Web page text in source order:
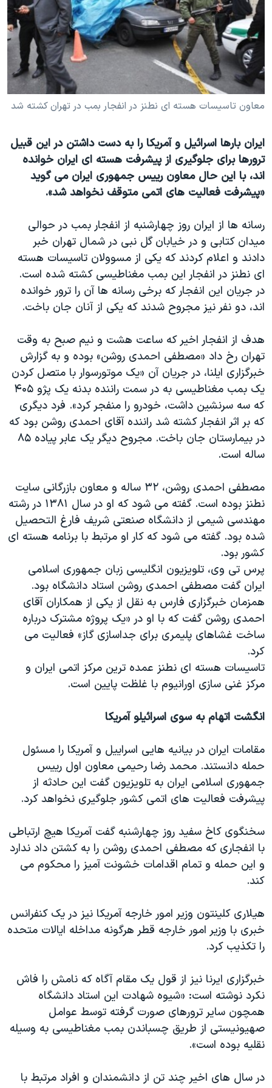
فرهنگ و زندگی
حقوق شهروندی
اقتصادی
علم و فناوری
آرشیو پخش زنده
مستندها
انتخابات ریاست جمهوری آمریکا ۲۰۲۴
حمله جمهوری اسلامی به اسرائیل
رمز مهسا
مجموعه مستندهای دادخواهی
تریبونال مردمی آبان ۹۸
دادگاه حمید نوری
قانون شفافیت دارائی کادر رهبری ایران
اعتراضات مردمی آبان ۹۸
اسرائیل در جنگ
نرگس محمدی برنده جایزه نوبل صلح
همایش محافظه‌کاران آمریکا «سی‌پک»
صفحه‌های ویژه
سفر پرزیدنت ترامپ به چین
دنبال کنید
زبانهای مختلف
معاون تاسيسات هسته ای نطنز در انفجار بمب در تهران کشته شد
ایران بارها اسرائیل و آمریکا را به دست داشتن در این قبیل
ترورها برای جلوگیری از پیشرفت هسته ای ایران خوانده
اند، با این حال معاون رییس جمهوری ایران می گوید
«پیشرفت فعالیت های اتمی متوقف نخواهد شد».
رسانه ها از ایران روز چهارشنبه از انفجار بمب در حوالی
میدان کتابی و در خیابان گل نبی در شمال تهران خبر
دادند و اعلام کردند که يکی از مسوولان تاسيسات هسته
ای نطنز در انفجار این بمب مغناطيسی کشته شده است.
در جریان این انفجار که برخی رسانه ها آن را ترور خوانده
اند، دو نفر نیز مجروح شدند که یکی از آنان جان باخت.
هدف از انفجار اخیر که ساعت هشت و نیم صبح به وقت
تهران رخ داد «مصطفی احمدی روشن» بوده و به گزارش
خبرگزاری ایلنا، در جریان آن «یک موتورسوار با متصل کردن
یک بمب مغناطیسی به در سمت راننده بدنه یک پژو ۴۰۵
که سه سرنشین داشت، خودرو را منفجر کرد». فرد دیگری
که بر اثر انفجار کشته شد راننده آقای احمدی روشن بود که
در بیمارستان جان باخت. مجروح دیگر یک عابر پیاده ۸۵
ساله است.
مصطفی احمدی روشن، ۳۲ ساله و معاون بازرگانی سايت
نطنز بوده است. گفته می شود که او در سال ۱۳۸۱ در رشته
مهندسی شيمی از دانشگاه صنعتی شريف فارغ التحصيل
شده بود. گفته می شود که کار او مرتبط با برنامه هسته ای
کشور بود.
پرس تی وی، تلویزیون انگلیسی زبان جمهوری اسلامی
ایران گفت مصطفی احمدی روشن استاد دانشگاه بود.
همزمان خبرگزاری فارس به نقل از یکی از همکاران آقای
احمدی روشن گفت که با او در «یک پروژه مشترک درباره
ساخت غشاهای پلیمری برای جداسازی گاز» فعالیت می
کرد.
تاسیسات هسته ای نطنز عمده ترین مرکز اتمی ایران و
مرکز غنی سازی اورانیوم با غلظت پایین است.
انگشت اتهام به سوی اسرائیلو آمریکا
مقامات ایران در بیانیه هایی اسراییل و آمریکا را مسئول
حمله دانستند. محمد رضا رحیمی معاون اول رییس
جمهوری اسلامی ایران به تلویزیون گفت این حادثه از
پیشرفت فعالیت های اتمی کشور جلوگیری نخواهد کرد.
سخنگوی کاخ سفید روز چهارشنبه گفت آمریکا هیچ ارتباطی
با انفجاری که مصطفی احمدی روشن را به کشتن داد ندارد
و این حمله و تمام اقدامات خشونت آمیز را محکوم می
کند.
هیلاری کلینتون وزیر امور خارجه آمریکا نیز در یک کنفرانس
خبری با وزیر امور خارجه قطر هرگونه مداخله ایالات متحده
را تکذیب کرد.
خبرگزاری ایرنا نیز از قول یک مقام آگاه که نامش را فاش
نکرد نوشته است: «شيوه شهادت اين استاد دانشگاه
همچون ساير ترورهای صورت گرفته توسط عوامل
صهيونيستی از طريق چسباندن بمب مغناطيسی به وسيله
نقليه بوده است».
در سال های اخیر چند تن از دانشمندان و افراد مرتبط با